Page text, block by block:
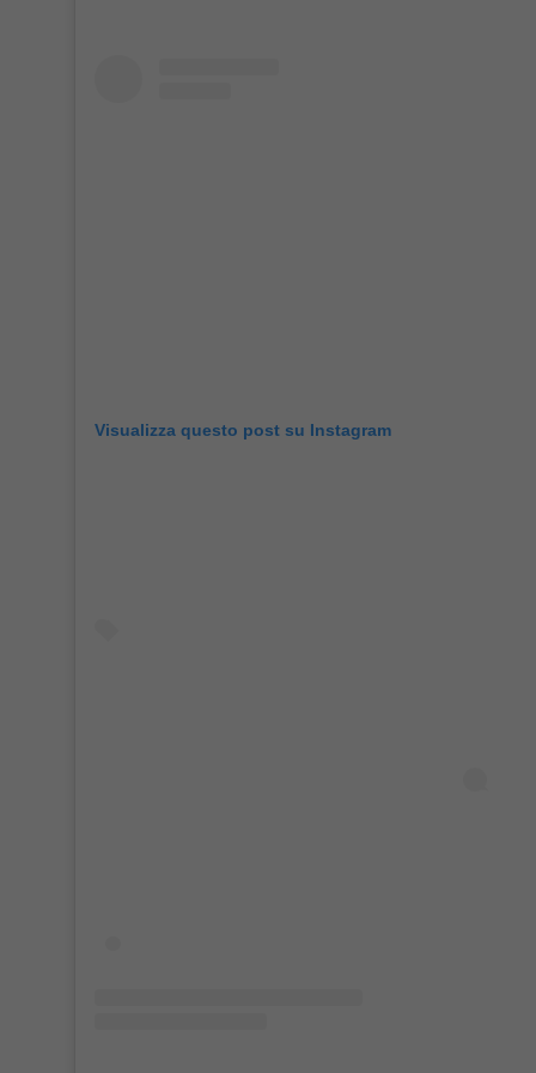
Visualizza questo post su Instagram